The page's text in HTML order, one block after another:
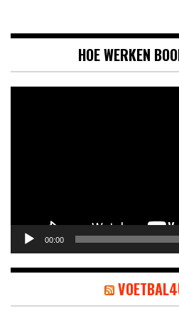
HOE WERKEN
00:00